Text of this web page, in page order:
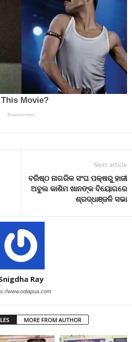
Next article
ବରିଷ୍ଠ ନାଗରିକ ସଂଘ ପକ୍ଷରୁ ହାଜୀ
ଅବୁଲ କାଶିମ ଖାନଙ୍କ ବିୟୋଗରେ
ଶ୍ରଦ୍ଧାଞ୍ଜଳି ସଭା
Ray
www.odiapua.com
MORE FROM AUTHOR